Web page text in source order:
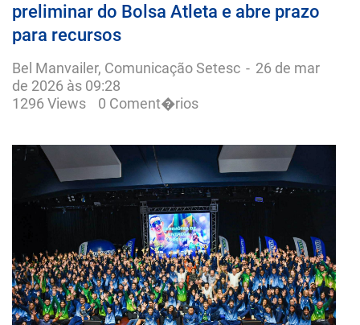
preliminar do Bolsa Atleta e abre prazo
para recursos
Bel Manvailer, Comunicação Setesc - 26 de mar
de 2026 às 09:28
1296 Views
0 Coment�rios